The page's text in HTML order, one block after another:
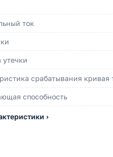
ток
утечки
срабатывания кривая
способность
›